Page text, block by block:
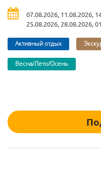
07.08.2026, 11.08.2026,
25.08.2026, 28.08.2026,
Активный отдых
Весна/Лето/Осень